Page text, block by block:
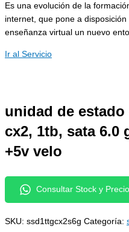
Es una evolución de la
internet, que pone a
enseñanza virtual un nuevo
Ir al Servicio
unidad de
cx2, 1tb, sata 6.0
+5v velo
Consultar Stock y Precio
SKU: ssd1ttgcx2s6g Categoría: